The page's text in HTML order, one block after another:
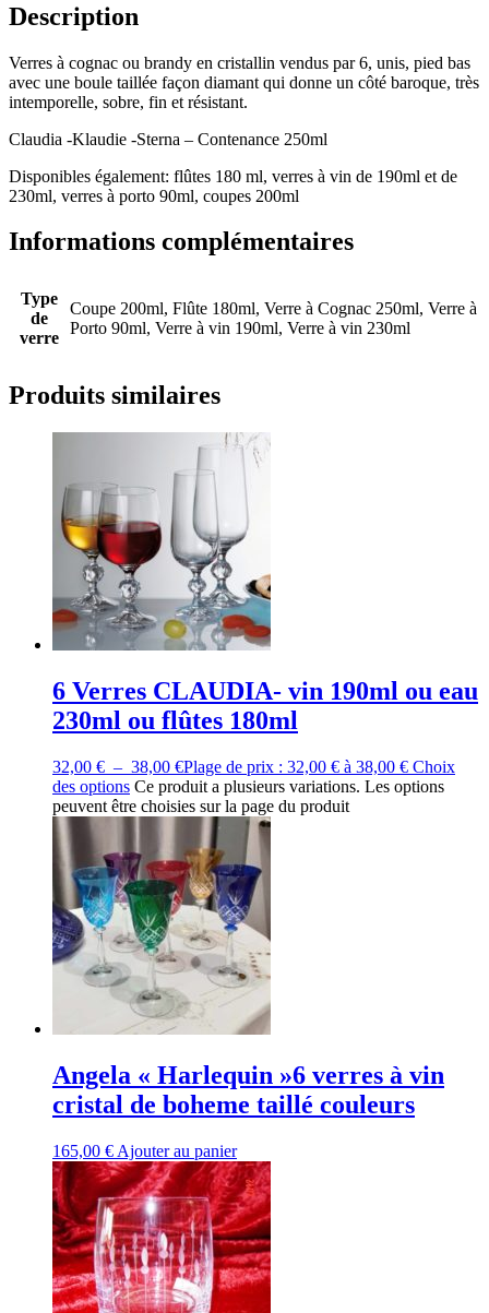
Description
Verres à cognac ou brandy en cristallin vendus par 6, unis, pied bas
avec une boule taillée façon diamant qui donne un côté baroque, très
intemporelle, sobre, fin et résistant.
Claudia -Klaudie -Sterna – Contenance 250ml
Disponibles également: flûtes 180 ml, verres à vin de 190ml et de
230ml, verres à porto 90ml, coupes 200ml
Informations complémentaires
Type
de
verre
Coupe 200ml, Flûte 180ml, Verre à Cognac 250ml, Verre à
Porto 90ml, Verre à vin 190ml, Verre à vin 230ml
Produits similaires
6 Verres CLAUDIA- vin 190ml ou eau
230ml ou flûtes 180ml
32,00 € – 38,00 €Plage de prix : 32,00 € à 38,00 € Choix
des options Ce produit a plusieurs variations. Les options
peuvent être choisies sur la page du produit
Angela « Harlequin »6 verres à vin
cristal de boheme taillé couleurs
165,00 € Ajouter au panier